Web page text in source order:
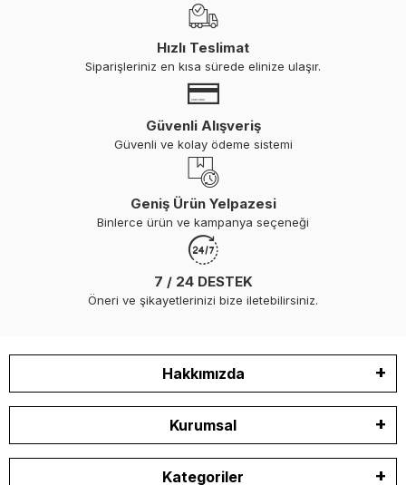
Hızlı Teslimat
Siparişleriniz en kısa sürede elinize ulaşır.
Güvenli Alışveriş
Güvenli ve kolay ödeme sistemi
Geniş Ürün Yelpazesi
Binlerce ürün ve kampanya seçeneği
7 / 24 DESTEK
Öneri ve şikayetlerinizi bize iletebilirsiniz.
Hakkımızda
Kurumsal
Kategoriler